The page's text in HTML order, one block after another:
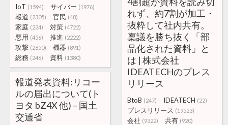
IoT (1594) サイバー (1976)
報道 (2305) 官民 (48)
家庭 (224) 対策 (4722)
悪用 (456) 推進 (2222)
攻撃 (2850) 機器 (891)
総務 (246) 資料 (1380)
れず、約7割が加工・
抜粋して社内共有。
稟議を勝ち抜く「部
品化された資料」と
は | 株式会社
IDEATECHのプレス
リリース
BtoB (247) IDEATECH (22)
プレスリリース (19523)
会社 (9322) 共有 (920)
報道発表資料:リコー
ルの届出について(ト
ヨタ bZ4X 他) – 国土
交通省